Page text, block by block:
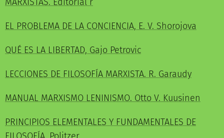
EL PROBLEMA DE LA CONCIENCIA, E. V. Shorojova
QUÉ ES LA LIBERTAD, Gajo Petrovic
LECCIONES DE FILOSOFÍA MARXISTA. R. Garaudy
MANUAL MARXISMO LENINISMO. Otto V. Kuusinen
PRINCIPIOS ELEMENTALES Y FUNDAMENTALES DE